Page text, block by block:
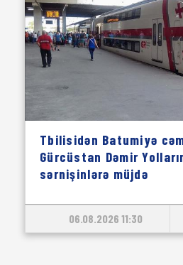
Tbilisidən Batumiyə
Gürcüstan Dəmir
sərnişinlərə müjdə
06.08.2026 11:30